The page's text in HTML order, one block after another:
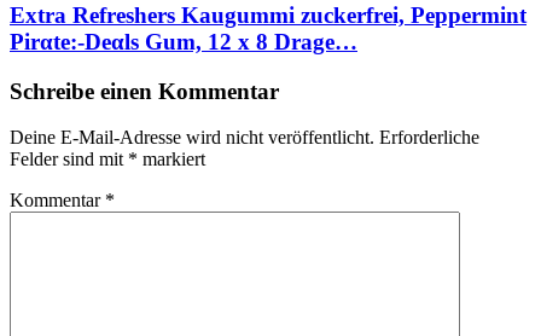
Extra Refreshers Kaugummi zuckerfrei, Peppermint
Pirαtе:-Dеαls Gum, 12 x 8 Drage…
Schreibe einen Kommentar
Deine E-Mail-Adresse wird nicht veröffentlicht. Erforderliche
Felder sind mit * markiert
Kommentar *